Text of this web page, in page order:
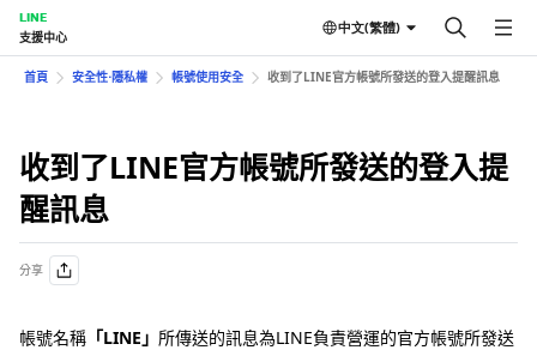
LINE
支援中心
中文(繁體)
首頁 安全性⋅隱私權 帳號使用安全 收到了LINE官方帳號所發送的登入提醒訊息
收到了LINE官方帳號所發送的登入提
醒訊息
分享
帳號名稱 「LINE」 所傳送的訊息為LINE負責營運的官方帳號所發送